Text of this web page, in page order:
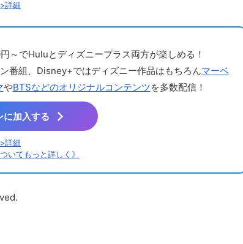
詳細
～でHuluとディズニープラス両方が楽しめる！
番組、Disney+ではディズニー作品はもちろんマーベ
やBTSなどのオリジナルコンテンツを多数配信！
に加入する
詳細
いてもっと詳しく》